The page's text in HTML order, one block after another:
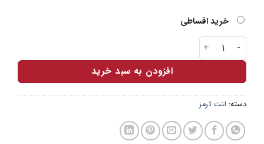
خرید اقساطی
لنت عقب کفشکی پراید برند MP عدد
افزودن به سبد خرید
دسته:لنت ترمز